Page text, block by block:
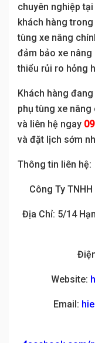
chuyên nghiệp
khách hàng
tùng xe nâng
đảm bảo xe
thiểu rủi ro hỏng
Khách hàng
phụ tùng xe
và liên hệ ngay
và đặt lịch sớm
Thông tin liên hệ:
Công Ty
Địa Chỉ: 5/14
Website:
Email: